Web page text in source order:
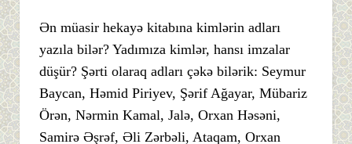
Ən müasir hekayə kitabına kimlərin adları
yazıla bilər? Yadımıza kimlər, hansı imzalar
düşür? Şərti olaraq adları çəkə bilərik: Seymur
Baycan, Həmid Piriyev, Şərif Ağayar, Mübariz
Örən, Nərmin Kamal, Jalə, Orxan Həsəni,
Samirə Əşrəf, Əli Zərbəli, Ataqam, Orxan